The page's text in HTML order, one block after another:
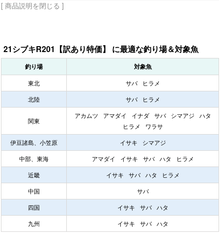
[ 商品説明を閉じる ]
21シブキR201【訳あり特価】 に最適な釣り場＆対象魚
釣り場 対象魚
東北 サバ
ヒラメ
北陸
サバ ヒラメ
関東
アカムツ アマダイ イナダ サバ シマアジ
ハタ
ヒラメ
ワラサ
伊豆諸島、小笠原
イサキ
シマアジ
中部、東海
アマダイ イサキ サバ ハタ
ヒラメ
近畿
イサキ サバ ハタ
ヒラメ
中国
サバ
四国
イサキ サバ
ハタ
九州
イサキ サバ ハタ